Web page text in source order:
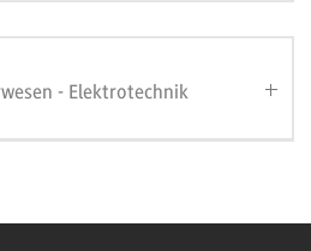
- Elektrotechnik